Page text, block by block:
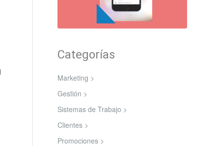
Categorías
Marketing >
Gestión >
Sistemas de Trabajo >
Clientes >
Promociones >